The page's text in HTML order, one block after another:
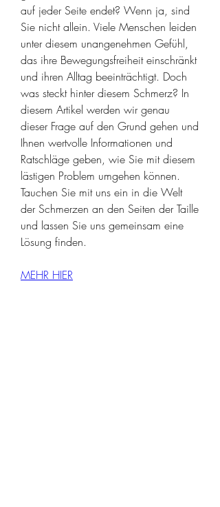
auf jeder Seite endet? Wenn ja, sind
Sie nicht allein. Viele Menschen leiden
unter diesem unangenehmen Gefühl,
das ihre Bewegungsfreiheit einschränkt
und ihren Alltag beeinträchtigt. Doch
was steckt hinter diesem Schmerz? In
diesem Artikel werden wir genau
dieser Frage auf den Grund gehen und
Ihnen wertvolle Informationen und
Ratschläge geben, wie Sie mit diesem
lästigen Problem umgehen können.
Tauchen Sie mit uns ein in die Welt
der Schmerzen an den Seiten der Taille
und lassen Sie uns gemeinsam eine
Lösung finden.
MEHR HIER